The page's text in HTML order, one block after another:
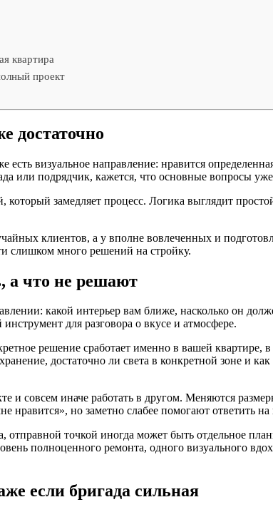
квартира
проект
достаточно
визуальное направление: нравится
или подрядчик, кажется, что основные вопросы
замедляет процесс. Логика выглядит
клиентов, а у вполне вовлеченных и
слишком много решений на стройку.
а что не решают
какой интерьер вам ближе, насколько он
для разговора о вкусе и атмосфере.
решение сработает именно в вашей
достаточно ли света в конкретной зоне и
и совсем иначе работать в другом. Меняются
но заметно слабее помогают ответить на
отправной точкой иногда может быть отдельное
полноценного ремонта, одного визуального
если бригада сильная